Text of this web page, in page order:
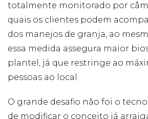
totalmente monitorado por
quais os clientes podem
dos manejos de granja, ao
essa medida assegura maior
plantel, já que restringe ao
pessoas ao local.
O grande desafio não foi o
de modificar o conceito já